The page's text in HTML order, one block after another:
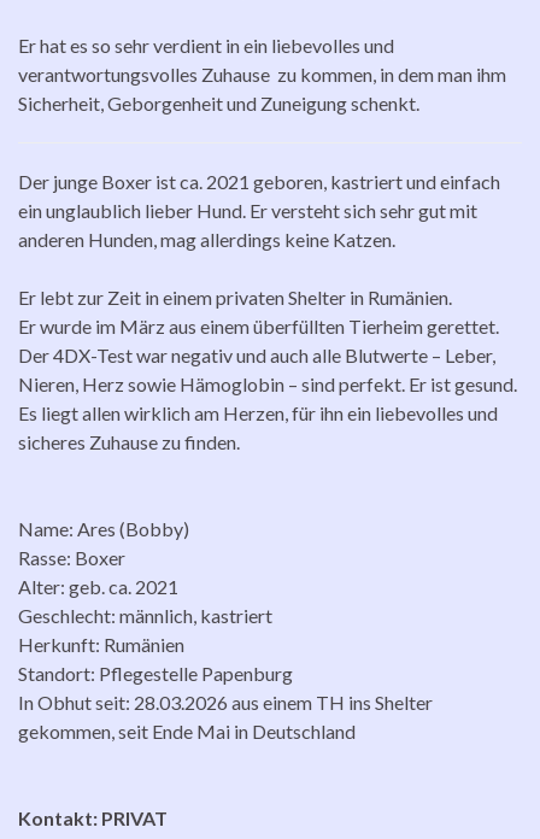
Er hat es so sehr verdient in ein liebevolles und
verantwortungsvolles Zuhause zu kommen, in dem man ihm
Sicherheit, Geborgenheit und Zuneigung schenkt.
Der junge Boxer ist ca. 2021 geboren, kastriert und einfach
ein unglaublich lieber Hund. Er versteht sich sehr gut mit
anderen Hunden, mag allerdings keine Katzen.
Er lebt zur Zeit in einem privaten Shelter in Rumänien.
Er wurde im März aus einem überfüllten Tierheim gerettet.
Der 4DX-Test war negativ und auch alle Blutwerte – Leber,
Nieren, Herz sowie Hämoglobin – sind perfekt. Er ist gesund.
Es liegt allen wirklich am Herzen, für ihn ein liebevolles und
sicheres Zuhause zu finden.
Name: Ares (Bobby)
Rasse: Boxer
Alter: geb. ca. 2021
Geschlecht: männlich, kastriert
Herkunft: Rumänien
Standort: Pflegestelle Papenburg
In Obhut seit: 28.03.2026 aus einem TH ins Shelter
gekommen, seit Ende Mai in Deutschland
Kontakt: PRIVAT